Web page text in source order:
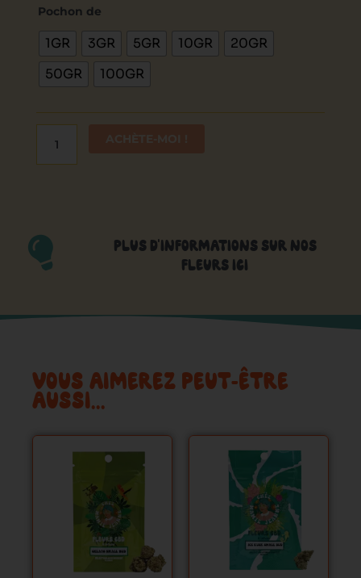
Pochon de
1GR 3GR 5GR 10GR
20GR
50GR
100GR
de
Kusk
small
PLUS D'INFORMATIONS SUR NOS
FLEURS ICI
VOUS AIMEREZ PEUT-ÊTRE
AUSSI…
produit
plusieurs
variations.
Les
options
produit
a
plusieurs
variations.
Les
options